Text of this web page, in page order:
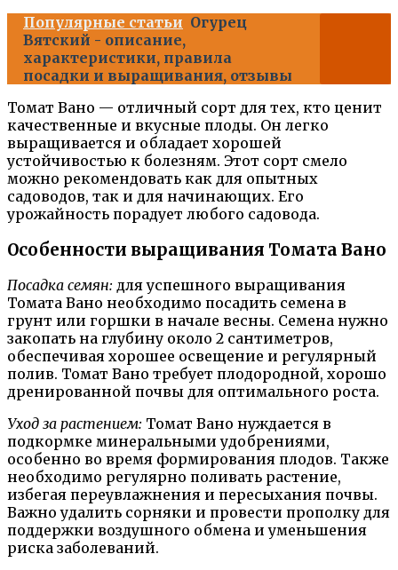
Популярные статьи Огурец
Вятский - описание,
характеристики, правила
посадки и выращивания, отзывы
Томат Вано — отличный сорт для тех, кто ценит
качественные и вкусные плоды. Он легко
выращивается и обладает хорошей
устойчивостью к болезням. Этот сорт смело
можно рекомендовать как для опытных
садоводов, так и для начинающих. Его
урожайность порадует любого садовода.
Особенности выращивания Томата Вано
Посадка семян: для успешного выращивания
Томата Вано необходимо посадить семена в
грунт или горшки в начале весны. Семена нужно
закопать на глубину около 2 сантиметров,
обеспечивая хорошее освещение и регулярный
полив. Томат Вано требует плодородной, хорошо
дренированной почвы для оптимального роста.
Уход за растением: Томат Вано нуждается в
подкормке минеральными удобрениями,
особенно во время формирования плодов. Также
необходимо регулярно поливать растение,
избегая переувлажнения и пересыхания почвы.
Важно удалить сорняки и провести прополку для
поддержки воздушного обмена и уменьшения
риска заболеваний.